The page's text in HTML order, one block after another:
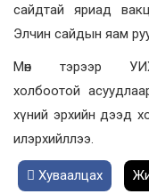
сайдтай яриад
Элчин сайдын яам
Мөн тэрээр
холбоотой
хүний эрхийн дээд
илэрхийллээ.
Хуваалцах